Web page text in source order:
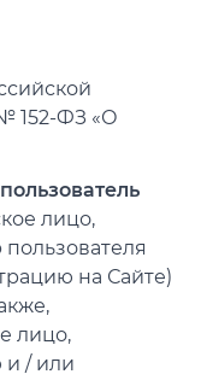
152-ФЗ «О
лицо,
на Сайте)
лицо,
/ или